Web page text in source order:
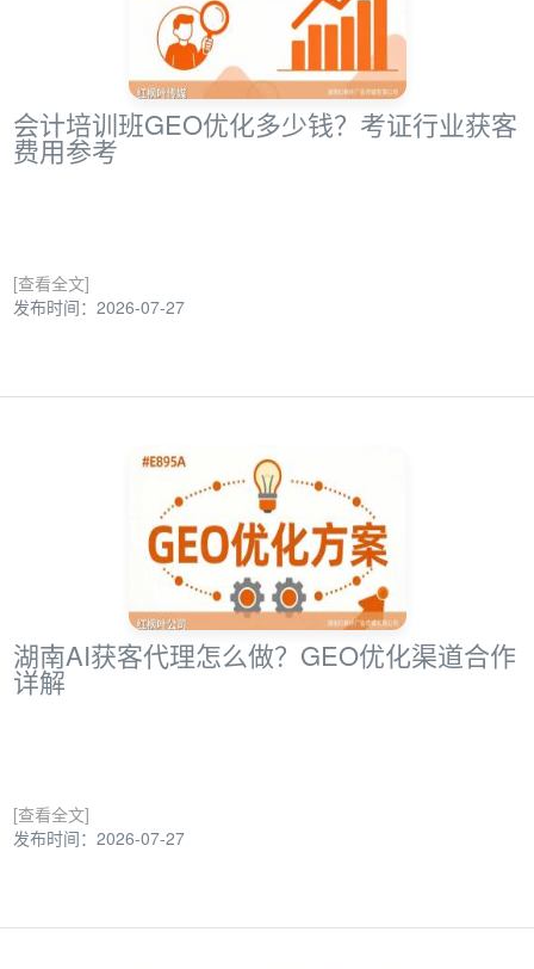
会计培训班GEO优化多少钱？考证行业获客
费用参考
[查看全文]
发布时间：2026-07-27
湖南AI获客代理怎么做？GEO优化渠道合作
详解
[查看全文]
发布时间：2026-07-27